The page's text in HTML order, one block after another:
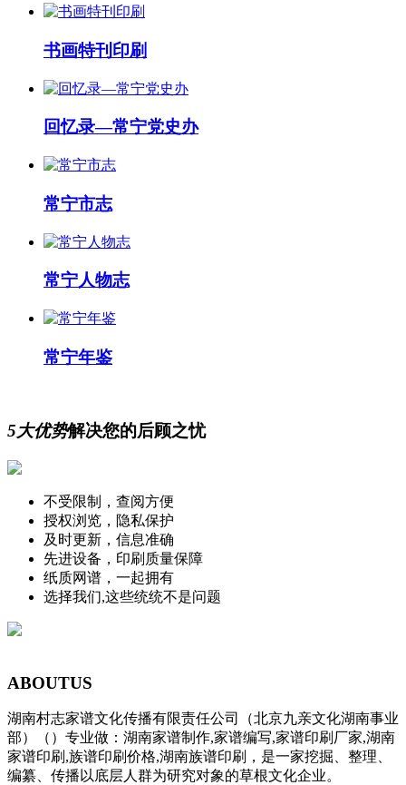
书画特刊印刷
回忆录—常宁党史办
常宁市志
常宁人物志
常宁年鉴
5大优势解决您的后顾之忧
不受限制，查阅方便
授权浏览，隐私保护
及时更新，信息准确
先进设备，印刷质量保障
纸质网谱，一起拥有
选择我们,这些统统不是问题
ABOUTUS
湖南村志家谱文化传播有限责任公司（北京九亲文化湖南事业
部）（）专业做：湖南家谱制作,家谱编写,家谱印刷厂家,湖南
家谱印刷,族谱印刷价格,湖南族谱印刷，是一家挖掘、整理、
编纂、传播以底层人群为研究对象的草根文化企业。